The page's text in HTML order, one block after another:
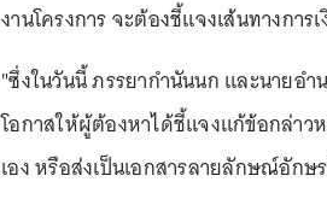
งานโครงการ จะต้องชี้แจงเส้นทางกา
"ซึ่งในวันนี้ ภรรยากำนันนก และนายอ
โอกาสให้ผู้ต้องหาได้ชี้แจงแก้ข้อกล่าว
เอง หรือส่งเป็นเอกสารลายลักษณ์อักษ